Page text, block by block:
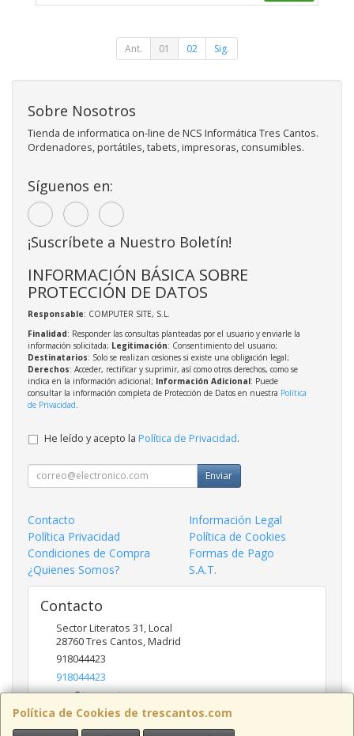
Ant. 01 02 Sig.
Política de Cookies de trescantos.com
Sobre Nosotros
Tienda de informatica on-line de NCS Informática Tres Cantos.
Ordenadores, portátiles, tabets, impresoras, consumibles.
Síguenos en:
¡Suscríbete a Nuestro Boletín!
INFORMACIÓN BÁSICA SOBRE
PROTECCIÓN DE DATOS
Responsable: COMPUTER SITE, S.L.
Finalidad: Responder las consultas planteadas por el usuario y enviarle la
información solicitada; Legitimación: Consentimiento del usuario;
Destinatarios: Solo se realizan cesiones si existe una obligación legal;
Derechos: Acceder, rectificar y suprimir, así como otros derechos, como se
indica en la información adicional; Información Adicional: Puede
consultar la información completa de Protección de Datos en nuestra Política
de Privacidad
He leído y acepto la Política de Privacidad.
Enviar
Contacto
Información Legal
Política Privacidad
Política de Cookies
Condiciones de Compra
Formas de Pago
¿Quienes Somos?
S.A.T.
Contacto
Sector Literatos 31, Local
28760Tres Cantos,Madrid
918044423
918044423
ncs@trescantos.com